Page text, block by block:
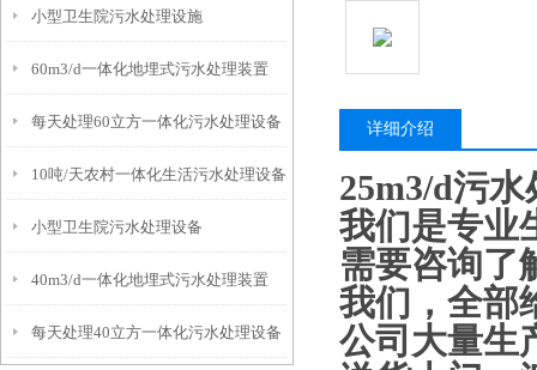
小型卫生院污水处理设施
60m3/d一体化地埋式污水处理装置
每天处理60立方一体化污水处理设备
10吨/天农村一体化生活污水处理设备
小型卫生院污水处理设备
40m3/d一体化地埋式污水处理装置
每天处理40立方一体化污水处理设备
详细介绍
25m3/d污
我们是专业
需要咨询了
我们，全部
公司大量生